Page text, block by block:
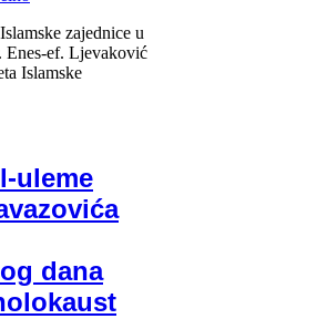
zajednice u
Enes-ef. Ljevaković
Islamske
uleme
dana